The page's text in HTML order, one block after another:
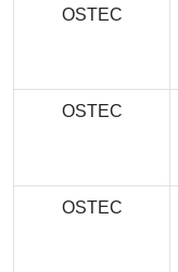
OSTEC
OSTEC
OSTEC